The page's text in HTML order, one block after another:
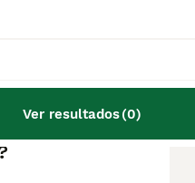
Ver resultados(0)
caza?